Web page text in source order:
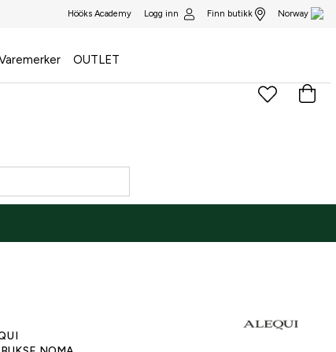
Hööks Academy Logg inn Finn butikk Norway
OUTLET